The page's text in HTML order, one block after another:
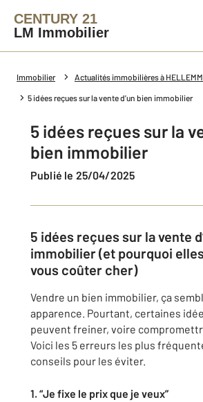
CENTURY 21
LM Immobilier
Immobilier Actualités immobilières à
5 idées reçues sur la vente d’un bien immobilier
5 idées reçues sur la
bien immobilier
Publié le 25/04/2025
5 idées reçues sur la vente
immobilier (et pourquoi
vous coûter cher)
Vendre un bien immobilier, ça
apparence. Pourtant, certaines
peuvent freiner, voire
Voici les 5 erreurs les plus
conseils pour les éviter.
1. “Je fixe le prix que je veux”